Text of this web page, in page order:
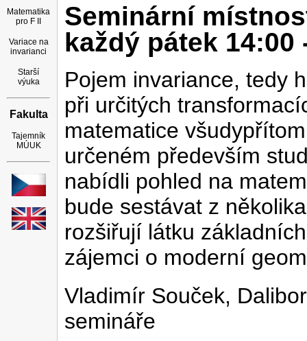
Matematika
pro F II
Variace na
invarianci
Starší
výuka
Fakulta
Tajemník
MÚUK
Seminární
každý pátek 14:00
Pojem invariance, tedy
při určitých
matematice
určeném především
nabídli pohled na
bude sestávat z
rozšiřují látku
zájemci o moderní
Vladimír Souček,
semináře